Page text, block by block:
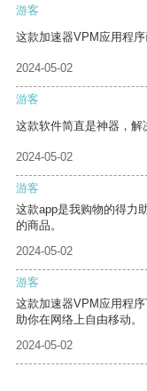
游客
这款加速器VPM应用程
2024-05-02
游客
这款软件简直是神器，解
2024-05-02
游客
这款app是我购物的得力
的商品。
2024-05-02
游客
这款加速器VPM应用程
助你在网络上自由移动。
2024-05-02